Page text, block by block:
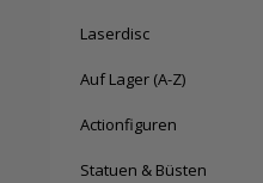
Laserdisc
Auf Lager (A-Z)
Actionfiguren
Statuen & Büsten